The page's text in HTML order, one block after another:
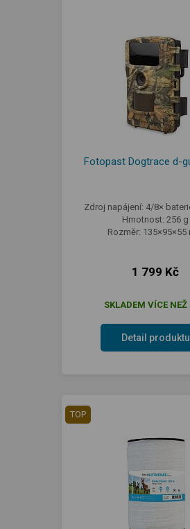
Fotopast Dogtrace d-
Zdroj napájení: 4/8×
Hmotnost: 256 g
Rozměr: 135×95×55
1 799 Kč
SKLADEM VÍCE NEŽ
Detail produktu
TOP